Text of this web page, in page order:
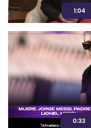
1:04
0:33